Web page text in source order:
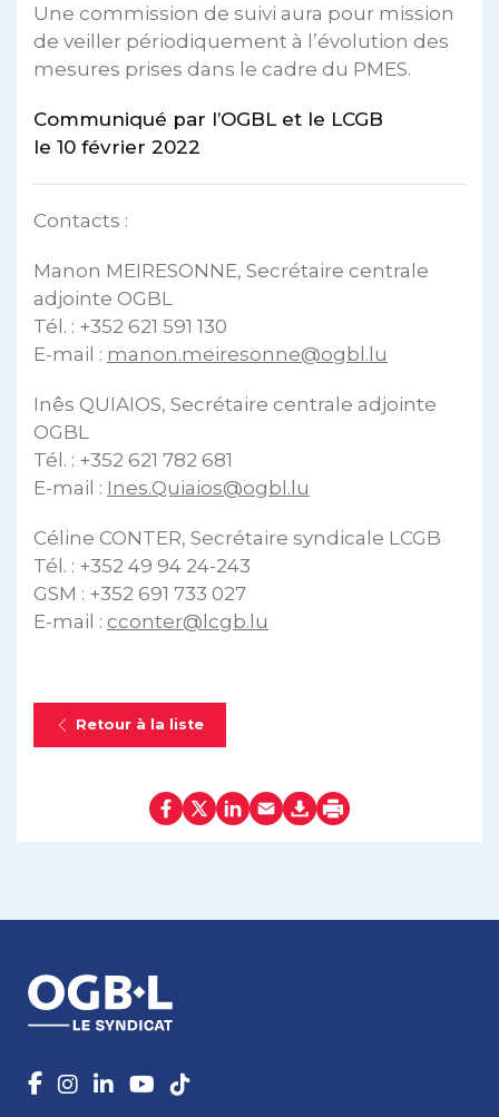
Une commission de suivi aura pour mission
de veiller périodiquement à l’évolution des
mesures prises dans le cadre du PMES.
Communiqué par l’OGBL et le LCGB
le 10 février 2022
Contacts :
Manon MEIRESONNE, Secrétaire centrale
adjointe OGBL
Tél. : +352 621 591 130
E-mail : manon.meiresonne@ogbl.lu
Inês QUIAIOS, Secrétaire centrale adjointe
OGBL
Tél. : +352 621 782 681
E-mail : Ines.Quiaios@ogbl.lu
Céline CONTER, Secrétaire syndicale LCGB
Tél. : +352 49 94 24-243
GSM : +352 691 733 027
E-mail : cconter@lcgb.lu
Retour à la liste